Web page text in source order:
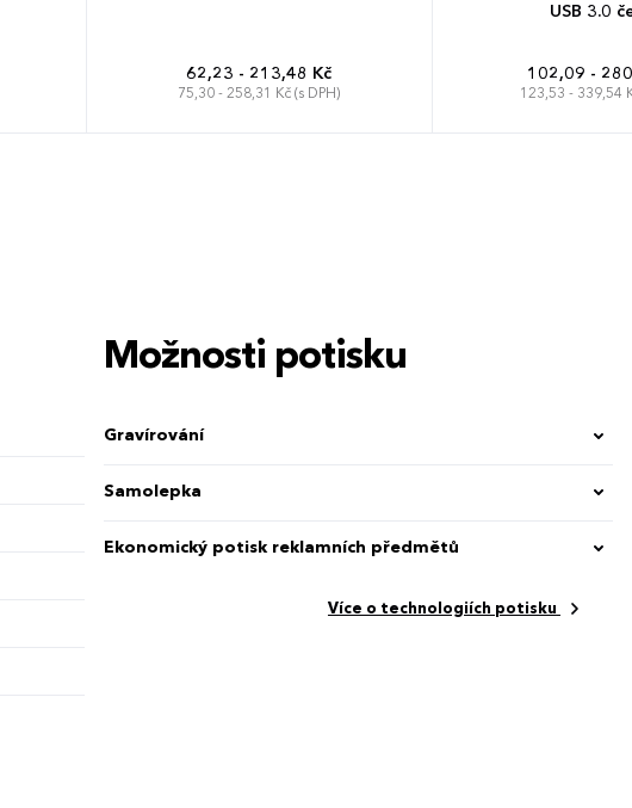
62,23 - 213,48 Kč
75,30 - 258,31 Kč (s DPH)
USB 3.0
102,09 -
123,53 - 339,54
Možnosti potisku
Gravírování
Samolepka
Ekonomický potisk reklamních předmětů
Více o technologiích potisku